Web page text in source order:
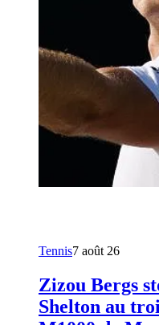
Tennis7 août 26
Zizou Bergs
Shelton au